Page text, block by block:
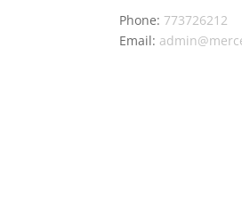
Phone: 773726212
Email: